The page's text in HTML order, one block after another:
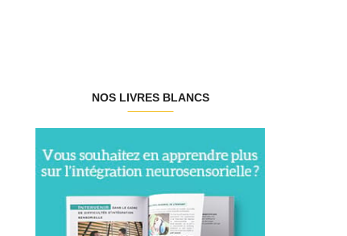
NOS LIVRES BLANCS